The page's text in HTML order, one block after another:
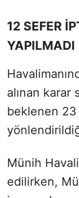
12 SEFER
YAPILMADI
alınan karar
beklenen 23
Münih
edilirken,